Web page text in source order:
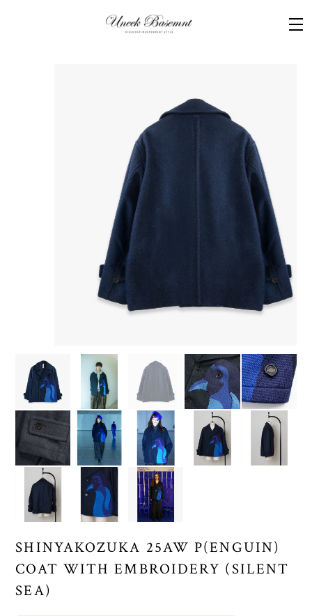
SHINYAKOZUKA 25AW P(ENGUIN)
COAT WITH EMBROIDERY (SILENT
SEA)